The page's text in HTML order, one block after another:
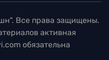
Все права защищены.
активная
обязательна